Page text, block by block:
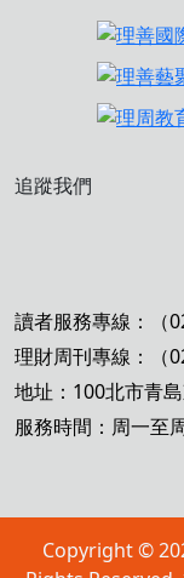
追蹤我們
讀者服務專線：（
理財周刊專線：（
地址：100北市青
服務時間：周一至
Copyright ©